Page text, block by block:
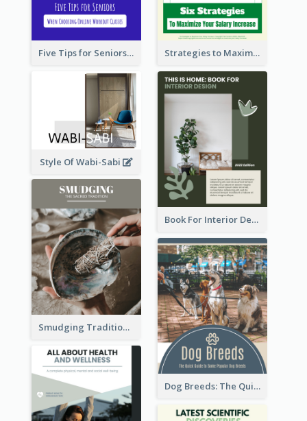
Five Tips for Seniors When Choosing Online Workout Classes Strategies to Maximize Your Salary Increase
Style Of Wabi-Sabi
Book For Interior Design Booklet
Smudging Tradition And History Booklet
Dog Breeds: The Quick Guide to Some Popular Dog Breeds